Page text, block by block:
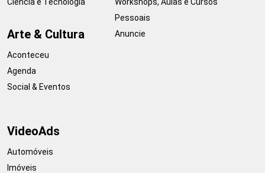
Arte & Cultura
Aconteceu
Agenda
Social & Eventos
Pessoais
Anuncie
VideoAds
Automóveis
Imóveis